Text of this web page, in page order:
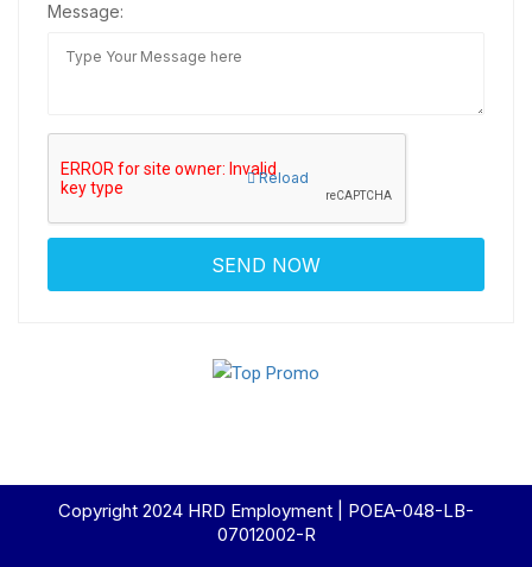
Message:
Reload
Copyright 2024 HRD Employment | POEA-048-LB-
07012002-R